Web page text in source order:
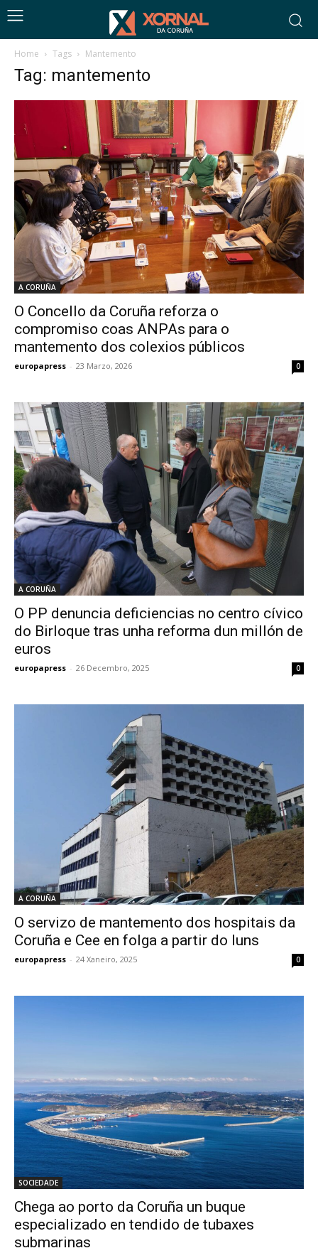
Home Tags Mantemento
Tag: mantemento
A CORUÑA
O Concello da Coruña reforza o
compromiso coas ANPAs para o
mantemento dos colexios públicos
europapress - 23 Marzo, 2026 0
A CORUÑA
O PP denuncia deficiencias no centro cívico
do Birloque tras unha reforma dun millón de
euros
europapress - 26 Decembro, 2025 0
A CORUÑA
O servizo de mantemento dos hospitais da
Coruña e Cee en folga a partir do luns
europapress - 24 Xaneiro, 2025 0
SOCIEDADE
Chega ao porto da Coruña un buque
especializado en tendido de tubaxes
submarinas